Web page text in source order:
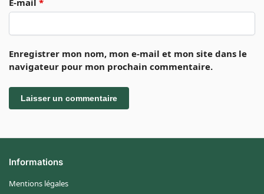
Enregistrer mon nom, mon e-mail et mon site dans le
navigateur pour mon prochain commentaire.
Informations
Mentions légales